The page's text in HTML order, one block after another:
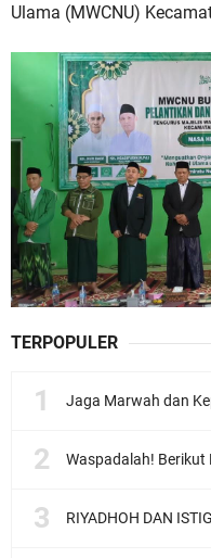
Ulama (MWCNU)
TERPOPULER
Jaga Marwah dan Kepercayaan Publik,
Waspadalah! Berikut Daftar
RIYADHOH DAN ISTIGHOTSAH MWC NU